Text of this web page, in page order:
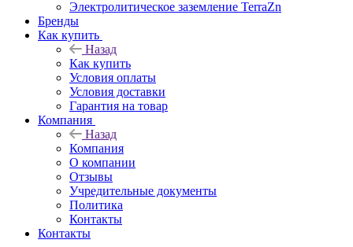
Электролитическое заземление TerraZn
Бренды
Как купить
Назад
Как купить
Условия оплаты
Условия доставки
Гарантия на товар
Компания
Назад
Компания
О компании
Отзывы
Учредительные документы
Политика
Контакты
Контакты